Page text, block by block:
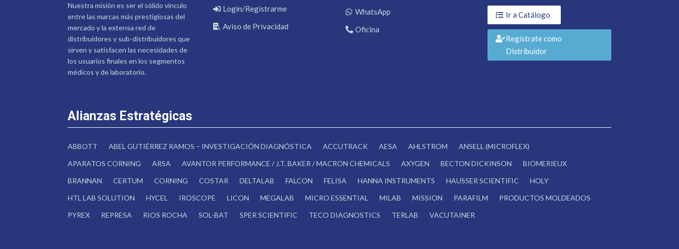
Nuestra misión es ser el sólido vínculo
entre las marcas más prestigiosas del
mercado y la extensa red de
distribuidores y sub-distribuidores que
sirven y satisfacen las necesidades de
los usuarios finales en los segmentos
médicos y de laboratorio.
Login/Registrarme
Aviso de Privacidad
WhatsApp
Oficina
Ir a Catálogo
Regístrate como
Distribuidor
Alianzas Estratégicas
ABBOTT ABEL GUTIÉRREZ RAMOS – INVESTIGACIÓN DIAGNÓSTICA ACCUTRACK AESA AHLSTROM
ANSELL (MICROFLEX)
APARATOS CORNING
ARSA AVANTOR PERFORMANCE / J.T. BAKER / MACRON CHEMICALS AXYGEN BECTON DICKINSON
BIOMERIEUX
BRANNAN
CERTUM CORNING COSTAR DELTALAB FALCON FELISA HANNA INSTRUMENTS HAUSSER SCIENTIFIC
HOLY
HTL LAB SOLUTION
HYCEL IROSCOPE LICON MEGALAB MICRO ESSENTIAL MILAB MISSION PARAFILM
PRODUCTOS MOLDEADOS
PYREX
REPRESA RIOS ROCHA SOL-BAT SPER SCIENTIFIC TECO DIAGNOSTICS TERLAB VACUTAINER